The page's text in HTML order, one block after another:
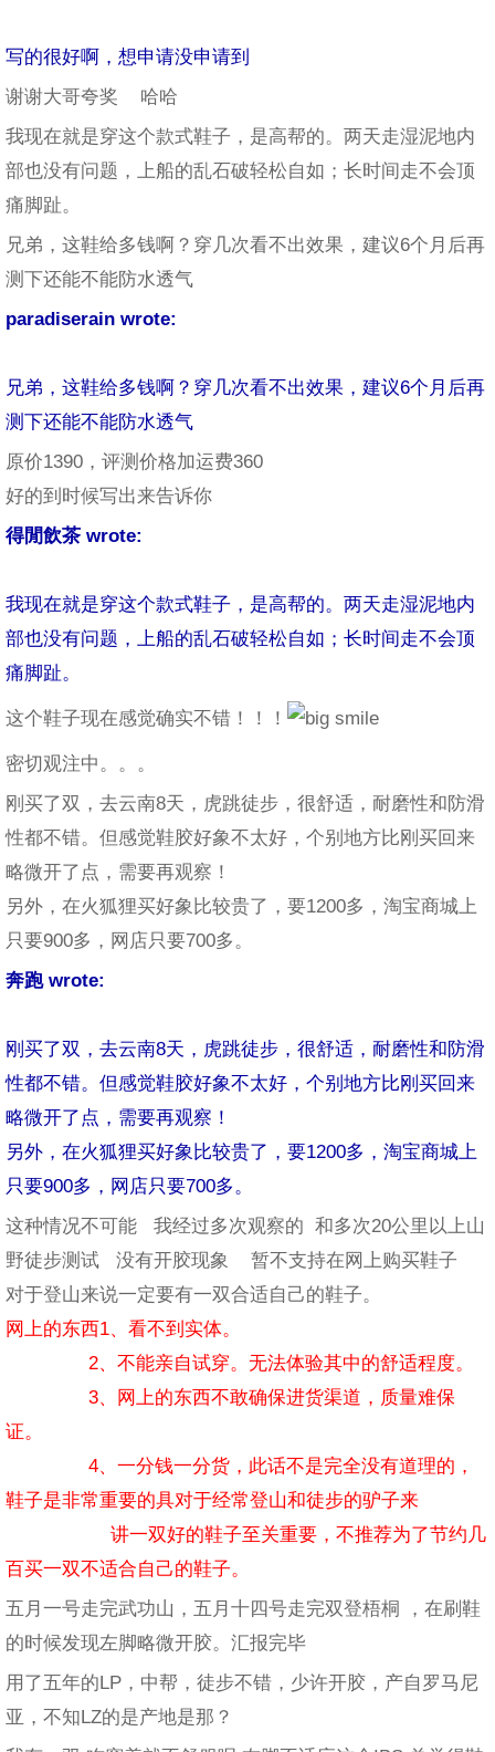
写的很好啊，想申请没申请到
谢谢大哥夸奖 哈哈
我现在就是穿这个款式鞋子，是高帮的。两天走湿泥地内
部也没有问题，上船的乱石破轻松自如；长时间走不会顶
痛脚趾。
兄弟，这鞋给多钱啊？穿几次看不出效果，建议6个月后再
测下还能不能防水透气
paradiserain wrote:
兄弟，这鞋给多钱啊？穿几次看不出效果，建议6个月后再
测下还能不能防水透气
原价1390，评测价格加运费360
好的到时候写出来告诉你
得閒飲茶 wrote:
我现在就是穿这个款式鞋子，是高帮的。两天走湿泥地内
部也没有问题，上船的乱石破轻松自如；长时间走不会顶
痛脚趾。
这个鞋子现在感觉确实不错！！！
密切观注中。。。
刚买了双，去云南8天，虎跳徒步，很舒适，耐磨性和防滑
性都不错。但感觉鞋胶好象不太好，个别地方比刚买回来
略微开了点，需要再观察！
另外，在火狐狸买好象比较贵了，要1200多，淘宝商城上
只要900多，网店只要700多。
奔跑 wrote:
刚买了双，去云南8天，虎跳徒步，很舒适，耐磨性和防滑
性都不错。但感觉鞋胶好象不太好，个别地方比刚买回来
略微开了点，需要再观察！
另外，在火狐狸买好象比较贵了，要1200多，淘宝商城上
只要900多，网店只要700多。
这种情况不可能 我经过多次观察的 和多次20公里以上山
野徒步测试 没有开胶现象 暂不支持在网上购买鞋子
对于登山来说一定要有一双合适自己的鞋子。
网上的东西1、看不到实体。
2、不能亲自试穿。无法体验其中的舒适程度。
3、网上的东西不敢确保进货渠道，质量难保
证。
4、一分钱一分货，此话不是完全没有道理的，
鞋子是非常重要的具对于经常登山和徒步的驴子来
讲一双好的鞋子至关重要，不推荐为了节约几
百买一双不适合自己的鞋子。
五月一号走完武功山，五月十四号走完双登梧桐 ，在刷鞋
的时候发现左脚略微开胶。汇报完毕
用了五年的LP，中帮，徒步不错，少许开胶，产自罗马尼
亚，不知LZ的是产地是那？